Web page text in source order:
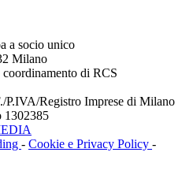
a socio unico
Milano
di RCS
P.IVA/Registro Imprese di Milano
1302385
- Cookie e Privacy Policy -